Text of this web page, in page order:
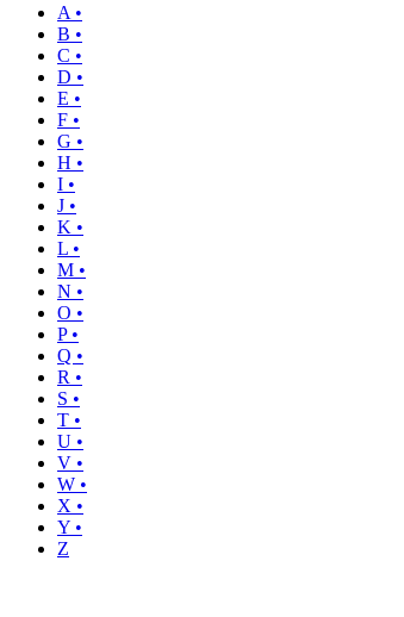
A •
B •
C •
D •
E •
F •
G •
H •
I •
J •
K •
L •
M •
N •
O •
P •
Q •
R •
S •
T •
U •
V •
W •
X •
Y •
Z